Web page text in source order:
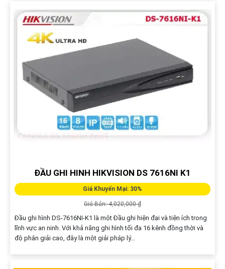
ĐẦU GHI HINH HIKVISION DS 7616NI K1
Giá Khuyến Mại: 30%
Giá Bán: 4,020,000 ₫
Đầu ghi hình DS-7616NI-K1 là một Đầu ghi hiện đại và tiện ích trong
lĩnh vực an ninh. Với khả năng ghi hình tối đa 16 kênh đồng thời và
độ phân giải cao, đây là một giải pháp lý...